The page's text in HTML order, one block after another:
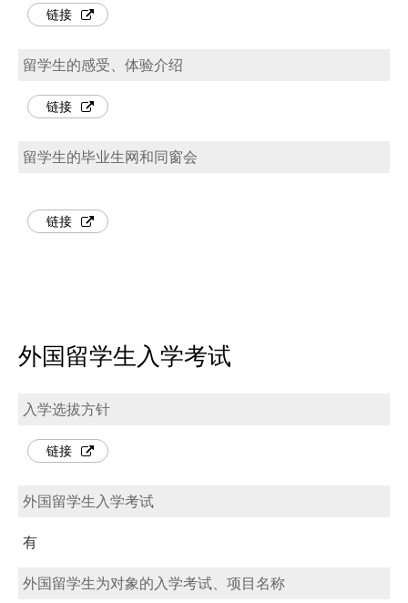
链接
留学生的感受、体验介绍
链接
留学生的毕业生网和同窗会
链接
外国留学生入学考试
入学选拔方针
链接
外国留学生入学考试
有
外国留学生为对象的入学考试、项目名称